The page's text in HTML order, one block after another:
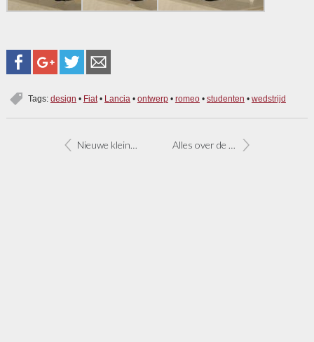
Tags: design • Fiat• Lancia • ontwerp• romeo• studenten • wedstrijd
Nieuwe kleine bedrijfsauto van Fiat en PSA Alles over de nieuwe Abarth